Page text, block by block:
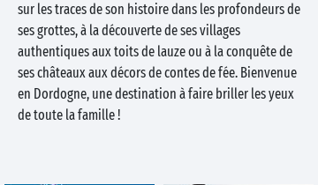
sur les traces de son histoire dans les profondeurs de
ses grottes, à la découverte de ses villages
authentiques aux toits de lauze ou à la conquête de
ses châteaux aux décors de contes de fée. Bienvenue
en Dordogne, une destination à faire briller les yeux
de toute la famille !